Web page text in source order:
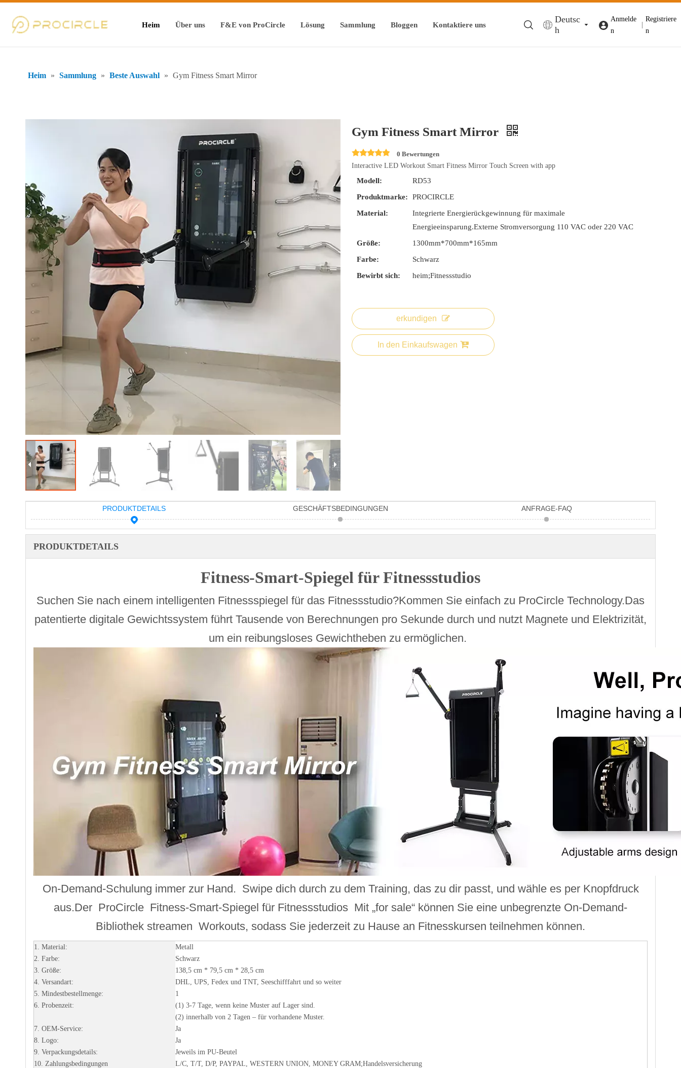
Heim Über uns F&E von ProCircle Lösung Sammlung Bloggen Kontaktiere uns
Deutsc
h
Anmelde
n
Registriere
n
Heim » Sammlung » Beste Auswahl » Gym Fitness Smart Mirror
Gym Fitness Smart Mirror
0 Bewertungen
Interactive LED Workout Smart Fitness Mirror Touch Screen with app
Modell:
RD53
Produktmarke:
PROCIRCLE
Material:
Integrierte Energierückgewinnung für maximale
Energieeinsparung.Externe Stromversorgung 110 VAC oder 220 VAC
Größe:
1300mm*700mm*165mm
Farbe:
Schwarz
Bewirbt sich:
heim;Fitnessstudio
erkundigen
In den Einkaufswagen
PRODUKTDETAILS GESCHÄFTSBEDINGUNGEN ANFRAGE-FAQ
PRODUKTDETAILS
Fitness-Smart-Spiegel für Fitnessstudios
Suchen Sie nach einem intelligenten Fitnessspiegel für das Fitnessstudio?Kommen Sie einfach zu ProCircle Technology.Das
patentierte digitale Gewichtssystem führt Tausende von Berechnungen pro Sekunde durch und nutzt Magnete und Elektrizität,
um ein reibungsloses Gewichtheben zu ermöglichen.
On-Demand-Schulung immer zur Hand. Swipe dich durch zu dem Training, das zu dir passt, und wähle es per Knopfdruck
aus.Der ProCircle Fitness-Smart-Spiegel für Fitnessstudios Mit „for sale“ können Sie eine unbegrenzte On-Demand-
Bibliothek streamen Workouts, sodass Sie jederzeit zu Hause an Fitnesskursen teilnehmen können.
1. Material:
Metall
2. Farbe:
Schwarz
3. Größe:
138,5 cm * 79,5 cm * 28,5 cm
4. Versandart:
DHL, UPS, Fedex und TNT, Seeschifffahrt und so weiter
5. Mindestbestellmenge:
1
6. Probenzeit:
(1) 3-7 Tage, wenn keine Muster auf Lager sind.
(2) innerhalb von 2 Tagen – für vorhandene Muster.
7. OEM-Service:
Ja
8. Logo:
Ja
9. Verpackungsdetails:
Jeweils im PU-Beutel
10. Zahlungsbedingungen
L/C, T/T, D/P, PAYPAL, WESTERN UNION, MONEY GRAM;Handelsversicherung